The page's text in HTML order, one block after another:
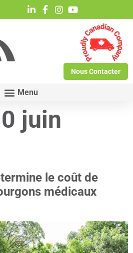
Nous Contacter
juin
le coût de
médicaux